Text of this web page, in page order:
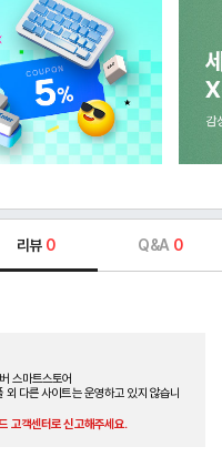
리뷰 0 Q&A 0
스마트스토어
다른 사이트는 운영하고 있지 않습니
고객센터로 신고해주세요.